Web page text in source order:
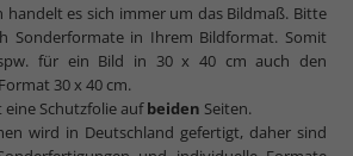
handelt es sich immer um das Bildmaß. Bitte
Sonderformate in Ihrem Bildformat. Somit
für ein Bild in 30 x 40 cm auch den
30 x 40 cm.
eine Schutzfolie aufbeiden Seiten.
wird in Deutschland gefertigt, daher sind